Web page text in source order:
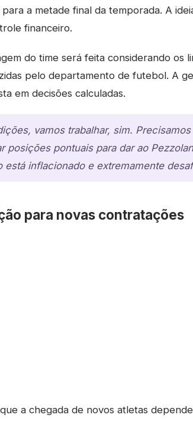
a metade final da temporada. A
financeiro.
do time será feita considerando os
pelo departamento de futebol. A
em decisões calculadas.
vamos trabalhar, sim.
posições pontuais para dar ao
está inflacionado e extremamente
para novas contratações
a chegada de novos atletas